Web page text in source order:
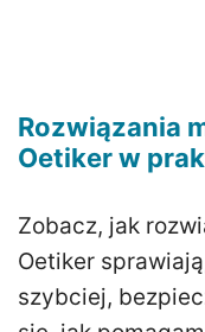
Rozwiązania
Oetiker w
Zobacz, jak
Oetiker
szybciej,